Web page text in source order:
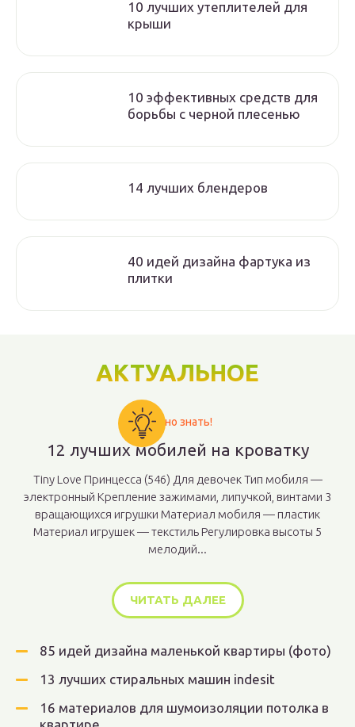
10 лучших утеплителей для
крыши
10 эффективных средств для
борьбы с черной плесенью
14 лучших блендеров
40 идей дизайна фартука из
плитки
АКТУАЛЬНОЕ
Важно знать!
12 лучших мобилей на кроватку
Tiny Love Принцесса (546) Для девочек Тип мобиля —
электронный Крепление зажимами, липучкой, винтами 3
вращающихся игрушки Материал мобиля — пластик
Материал игрушек — текстиль Регулировка высоты 5
мелодий...
ЧИТАТЬ ДАЛЕЕ
85 идей дизайна маленькой квартиры (фото)
13 лучших стиральных машин indesit
16 материалов для шумоизоляции потолка в